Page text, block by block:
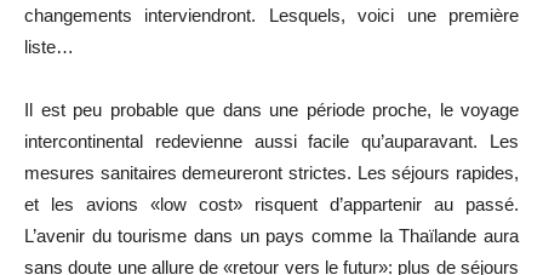
changements interviendront. Lesquels, voici une première
liste…
Il est peu probable que dans une période proche, le voyage
intercontinental redevienne aussi facile qu’auparavant. Les
mesures sanitaires demeureront strictes. Les séjours rapides,
et les avions «low cost» risquent d’appartenir au passé.
L’avenir du tourisme dans un pays comme la Thaïlande aura
sans doute une allure de «retour vers le futur»: plus de séjours